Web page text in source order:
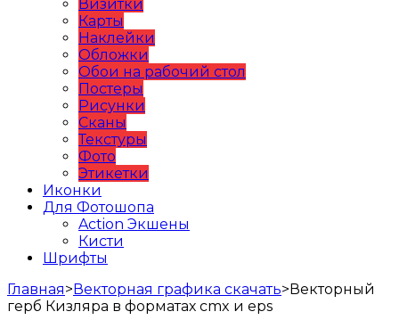
Визитки
Карты
Наклейки
Обложки
Обои на рабочий стол
Постеры
Рисунки
Сканы
Текстуры
Фото
Этикетки
Иконки
Для Фотошопа
Action Экшены
Кисти
Шрифты
Главная>Векторная графика скачать>Векторный
герб Кизляра в форматах cmx и eps